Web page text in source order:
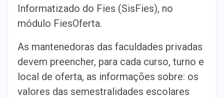
Informatizado do Fies (SisFies), no
módulo FiesOferta.
As mantenedoras das faculdades privadas
devem preencher, para cada curso, turno e
local de oferta, as informações sobre: os
valores das semestralidades escolares